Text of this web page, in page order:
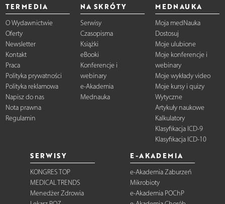
TERMEDIA
O Wydawnictwie
Oferty
Newsletter
Kontakt
Praca
Polityka prywatności
Polityka reklamowa
Napisz do nas
Nota prawna
Regulamin
NA SKRÓTY
Serwisy
Czasopisma
Książki
eBooki
Konferencje i
webinary
e-Akademia
Mednauka
MEDNAUKA
Moja medNauka
Dostosuj
Moje ulubione
Moje konferencje i
webinary
Moje wykłady video
Moje kursy i quizy
Wytyczne
Artykuły naukowe
Kalkulatory
Klasyfikacja ICD-9
Klasyfikacja ICD-10
SERWISY
KONGRES TOP
MEDICAL TRENDS
Menedżer Zdrowia
E-AKADEMIA
e-Akademia Zaburzeń
Mikrobioty
e-Akademia POChP